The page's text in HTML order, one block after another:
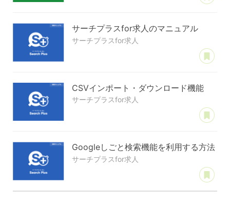
サーチプラスfor求人のマニュアル
サーチプラスfor求人
CSVインポート・ダウンロード機能
サーチプラスfor求人
Googleしごと検索機能を利用する方法
サーチプラスfor求人